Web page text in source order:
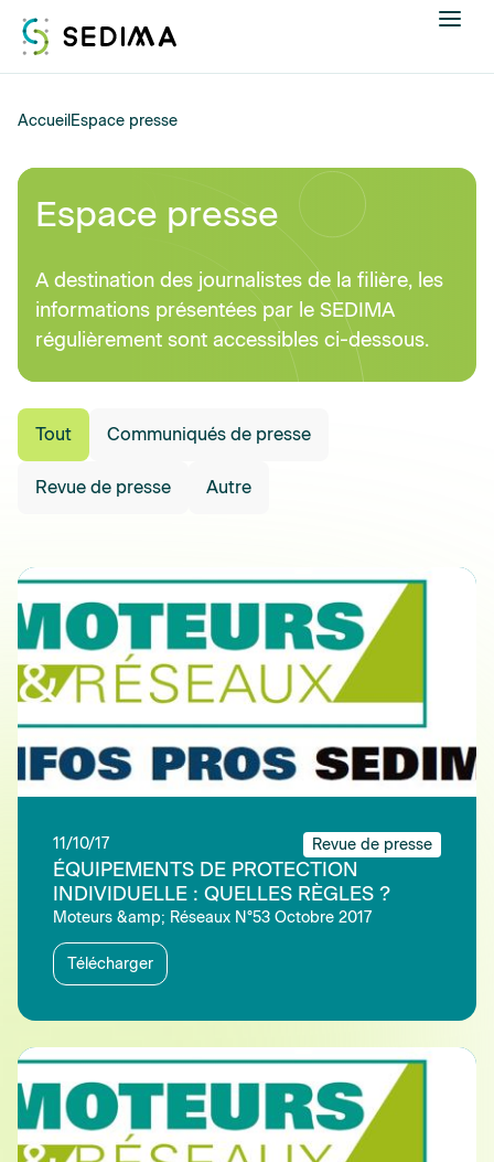
Nous connaître
Actualités
Assistance et expertise
Formations
Offres d'emploi
Annuaire
Contacter
Accueil Espace presse
Espace presse
A destination des journalistes de la filière, les
informations présentées par le SEDIMA
régulièrement sont accessibles ci-dessous.
Tout Communiqués de presse
Revue de presse Autre
11/10/17 Revue de presse
ÉQUIPEMENTS DE PROTECTION
INDIVIDUELLE : QUELLES RÈGLES ?
Moteurs &amp; Réseaux N°53 Octobre 2017
Télécharger